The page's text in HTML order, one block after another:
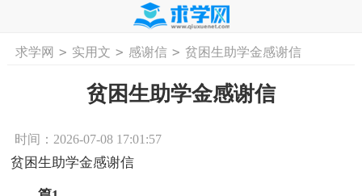
首页 工作计划 活动计划 学习计划
求学网 > 实用文 > 感谢信 > 贫困生助学金感谢信
贫困生助学金感谢信
时间：2026-07-08 17:01:57
贫困生助学金感谢信